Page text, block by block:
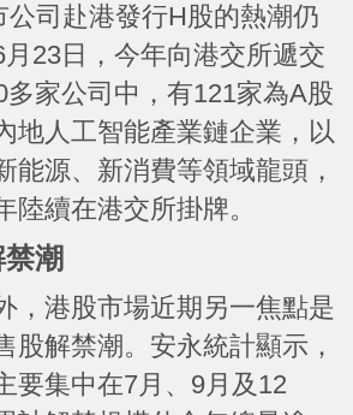
司赴港發行H股的熱潮仍
23日，今年向港交所遞交
家公司中，有121家為A股
地人工智能產業鏈企業，以
能源、新消費等領域龍頭，
陸續在港交所掛牌。
禁潮
，港股市場近期另一焦點是
股解禁潮。安永統計顯示，
要集中在7月、9月及12